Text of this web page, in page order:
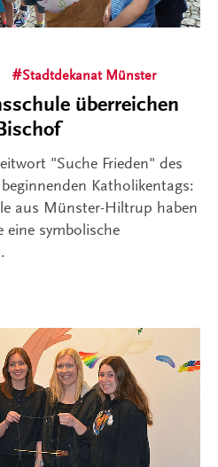
Stadtdekanat Münster
überreichen
"Suche Frieden" des
Katholikentags:
aus Münster-Hiltrup haben
eine symbolische